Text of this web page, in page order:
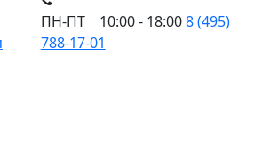
ПН-ПТ 10:00 - 18:008 (495)
788-17-01